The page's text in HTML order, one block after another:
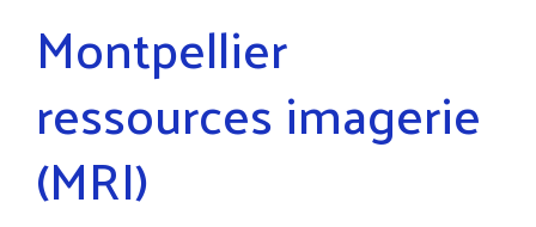
Montpellier
ressources imagerie
(MRI)